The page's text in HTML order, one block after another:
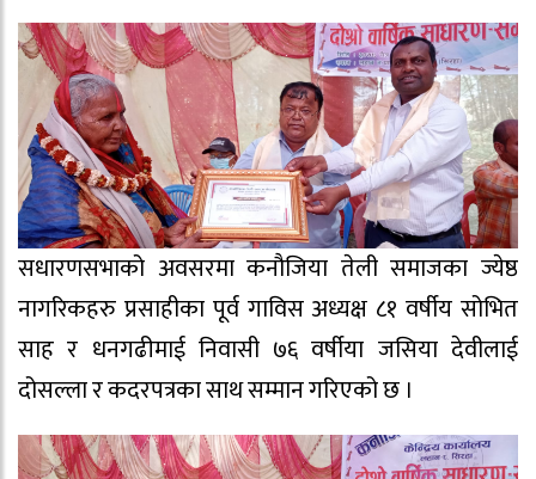
सधारणसभाको अवसरमा कनौजिया तेली समाजका ज्येष्ठ
नागरिकहरु प्रसाहीका पूर्व गाविस अध्यक्ष ८१ वर्षीय सोभित
साह र धनगढीमाई निवासी ७६ वर्षीया जसिया देवीलाई
दोसल्ला र कदरपत्रका साथ सम्मान गरिएको छ ।